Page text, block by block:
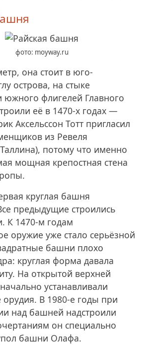
фото: moyway.ru
она стоит в юго-
острова, на стыке
южного флигелей Главного
её в 1470-х годах —
Аксельссон Тотт пригласил
из Ревеля
потому что именно
мощная крепостная стена
круглая башня
предыдущие строились
К 1470-м годам
оружие уже стало серьёзной
башни плохо
круглая форма давала
На открытой верхней
устанавливали
орудия. В 1980-е годы при
над башней надстроили
он специально
башни Олафа.